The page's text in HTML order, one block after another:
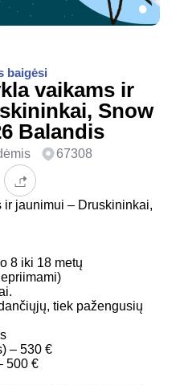
baigėsi
vaikams ir
Snow
Balandis
67308
jaunimui – Druskininkai,
8 iki 18 metų
tiek pažengusių
– 530 €
500 €